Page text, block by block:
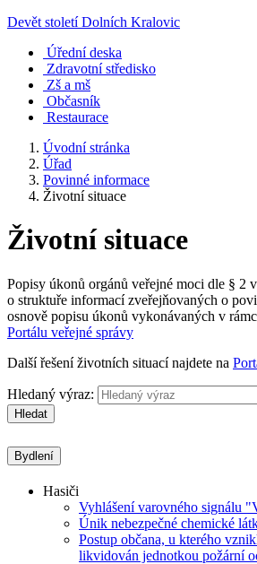
Devět století Dolních Kralovic
Úřední deska
Zdravotní středisko
Zš a mš
Občasník
Restaurace
Úvodní stránka
Úřad
Povinné informace
Životní situace
Životní situace
Popisy úkonů orgánů veřejné moci dle § 2
o struktuře informací zveřejňovaných o
osnově popisu úkonů vykonávaných v
Portálu veřejné správy
Další řešení životních situací najdete na
Hledaný výraz:
Hledat
Bydlení
Hasiči
Vyhlášení varovného signálu
Únik nebezpečné chemické
Postup občana, u kterého
likvidován jednotkou požární